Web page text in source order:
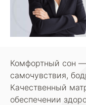
Комфортный сон
самочувствия,
Качественный
обеспечении